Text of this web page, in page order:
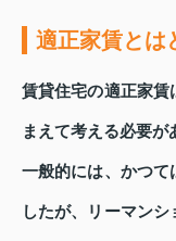
適正家賃とは
賃貸住宅の適正家賃
まえて考える必要が
一般的には、かつて
したが、リーマン